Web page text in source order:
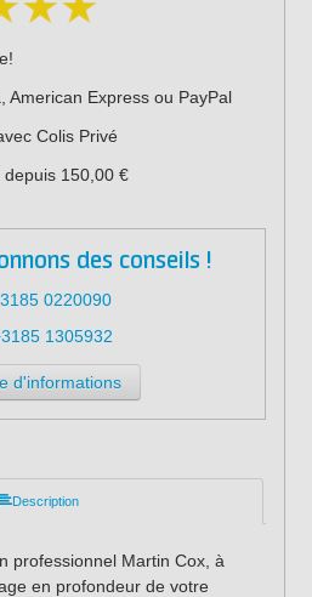
American Express ou PayPal
Colis Privé
150,00 €
des conseils !
0220090
1305932
d'informations
Description
professionnel Martin Cox, à
en profondeur de votre